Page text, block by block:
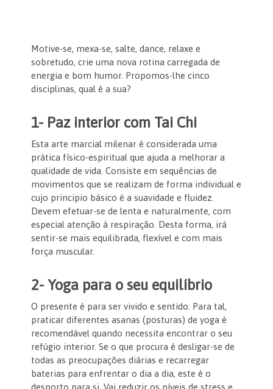
Motive-se, mexa-se, salte, dance, relaxe e
sobretudo, crie uma nova rotina carregada de
energia e bom humor. Propomos-lhe cinco
disciplinas, qual é a sua?
1- Paz interior com Tai Chi
Esta arte marcial milenar é considerada uma
prática físico-espiritual que ajuda a melhorar a
qualidade de vida. Consiste em sequências de
movimentos que se realizam de forma individual e
cujo principio básico é a suavidade e fluidez.
Devem efetuar-se de lenta e naturalmente, com
especial atenção à respiração. Desta forma, irá
sentir-se mais equilibrada, flexível e com mais
força muscular.
2- Yoga para o seu equilíbrio
O presente é para ser vivido e sentido. Para tal,
praticar diferentes asanas (posturas) de yoga é
recomendável quando necessita encontrar o seu
refúgio interior. Se o que procura é desligar-se de
todas as preocupações diárias e recarregar
baterias para enfrentar o dia a dia, este é o